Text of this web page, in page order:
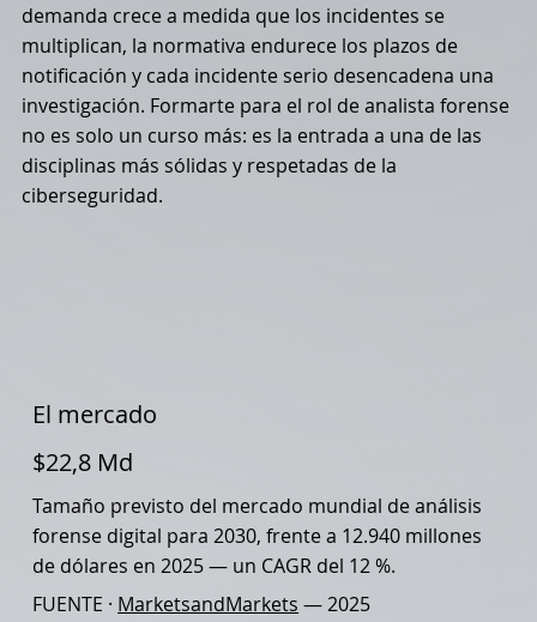
El mercado
Tamaño previsto del mercado mundial de análisis
forense digital para 2030, frente a 12.940 millones
de dólares en 2025 — un CAGR del 12 %.
$22,8 Md
FUENTE · MarketsandMarkets — 2025
demanda crece a medida que los incidentes se
multiplican, la normativa endurece los plazos de
notificación y cada incidente serio desencadena una
investigación. Formarte para el rol de analista forense
no es solo un curso más: es la entrada a una de las
disciplinas más sólidas y respetadas de la
ciberseguridad.